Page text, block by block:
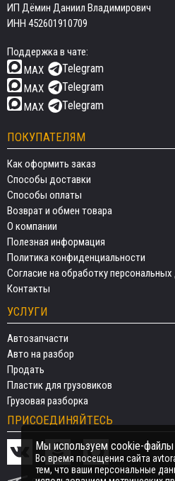
ИП Дёмин Даниил Владимирович
ИНН 452601910709
Поддержка в чате:
MAX
Telegram
MAX Telegram
MAX Telegram
ПОКУПАТЕЛЯМ
Как оформить заказ
Способы доставки
Способы оплаты
Возврат и обмен товара
О компании
Полезная информация
Политика конфиденциальности
Согласие на обработку
Контакты
УСЛУГИ
Автозапчасти
Авто на разбор
Продать
Пластик для грузовиков
Грузовая разборка
ПРИСОЕДИНЯЙТЕСЬ
Мы используем cookie-файлы
Во время посещения сайта
тем, что ваши персональные